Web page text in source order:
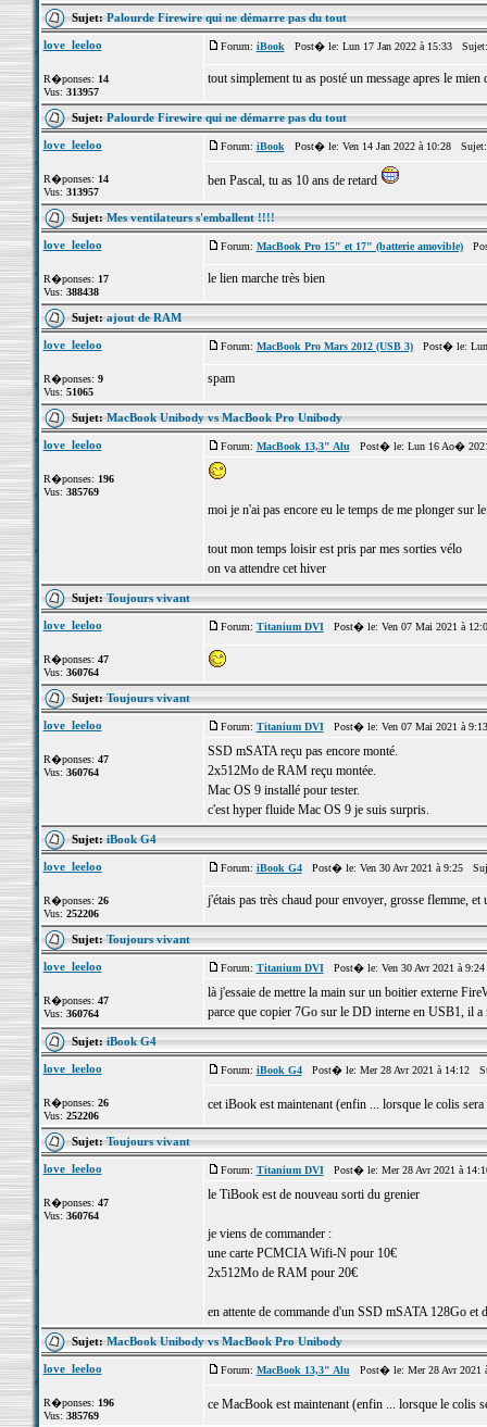
Sujet:Palourde Firewire qui ne démarre pas du tout
love_leeloo
R�ponses: 14
Vus: 313957
Forum: iBook Post� le: Lun 17 Jan 2022 à 15:33
tout simplement tu as posté un message apres le
Sujet:Palourde Firewire qui ne démarre pas du tout
love_leeloo
R�ponses: 14
Vus: 313957
Forum: iBook Post� le: Ven 14 Jan 2022 à 10:28
ben Pascal, tu as 10 ans de retard
Sujet:Mes ventilateurs s'emballent !!!!
love_leeloo
R�ponses: 17
Vus: 388438
Forum: MacBook Pro 15" et 17" (batterie amovible)
le lien marche très bien
Sujet:ajout de RAM
love_leeloo
R�ponses: 9
Vus: 51065
Forum: MacBook Pro Mars 2012 (USB 3)Post� le: Lun
spam
Sujet:MacBook Unibody vs MacBook Pro Unibody
love_leeloo
R�ponses: 196
Vus: 385769
Forum: MacBook 13,3" Alu Post� le: Lun 16 Ao�
moi je n'ai pas encore eu le temps de me plonger sur
tout mon temps loisir est pris par mes sorties vélo
on va attendre cet hiver
Sujet:Toujours vivant
love_leeloo
R�ponses: 47
Vus: 360764
Forum: Titanium DVIPost� le: Ven 07 Mai 2021 à
Sujet:Toujours vivant
love_leeloo
R�ponses: 47
Vus: 360764
Forum: Titanium DVIPost� le: Ven 07 Mai 2021 à
SSD mSATA reçu pas encore monté.
2x512Mo de RAM reçu montée.
Mac OS 9 installé pour tester.
c'est hyper fluide Mac OS 9 je suis surpris.
Sujet:iBook G4
love_leeloo
R�ponses: 26
Vus: 252206
Forum: iBook G4Post� le: Ven 30 Avr 2021 à 9:25
j'étais pas très chaud pour envoyer, grosse flemme,
Sujet:Toujours vivant
love_leeloo
R�ponses: 47
Vus: 360764
Forum: Titanium DVIPost� le: Ven 30 Avr 2021 à
là j'essaie de mettre la main sur un boitier externe
parce que copier 7Go sur le DD interne en USB1, il
Sujet:iBook G4
love_leeloo
R�ponses: 26
Vus: 252206
Forum: iBook G4Post� le: Mer 28 Avr 2021 à 14:12
cet iBook est maintenant (enfin ... lorsque le colis
Sujet:Toujours vivant
love_leeloo
R�ponses: 47
Vus: 360764
Forum: Titanium DVIPost� le: Mer 28 Avr 2021 à
le TiBook est de nouveau sorti du grenier
je viens de commander :
une carte PCMCIA Wifi-N pour 10€
2x512Mo de RAM pour 20€
en attente de commande d'un SSD mSATA 128Go et
Sujet:MacBook Unibody vs MacBook Pro Unibody
love_leeloo
R�ponses: 196
Vus: 385769
Forum: MacBook 13,3" Alu Post� le: Mer 28 Avr
ce MacBook est maintenant (enfin ... lorsque le colis